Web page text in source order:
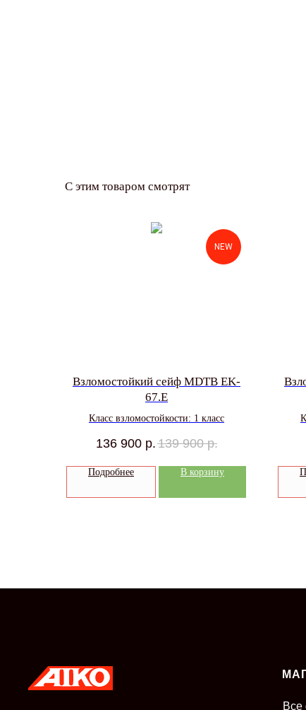
С этим товаром смотрят
NEW
Взломостойкий сейф MDTB EK-
67.E
Класс взломостойкости: 1 класс
136 900 р.139 900 р.
Подробнее В корзину